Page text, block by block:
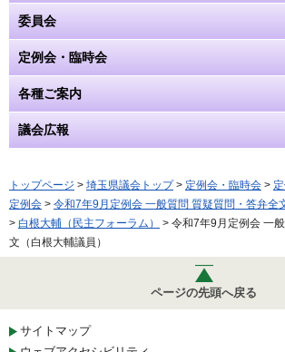
委員会
定例会・臨時会
各種ご案内
議会広報
トップページ > 埼玉県議会トップ> 定例会・臨時会 >
定例会 > 令和7年9月定例会 一般質問 質疑質問・答弁全
> 白根大輔（民主フォーラム）
> 令和7年9月定例会 一
文（白根大輔議員）
ページの先頭へ戻る
サイトマップ